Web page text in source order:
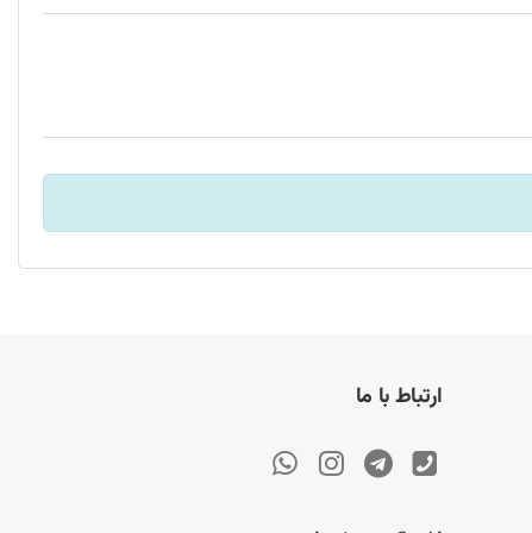
ارتباط با ما